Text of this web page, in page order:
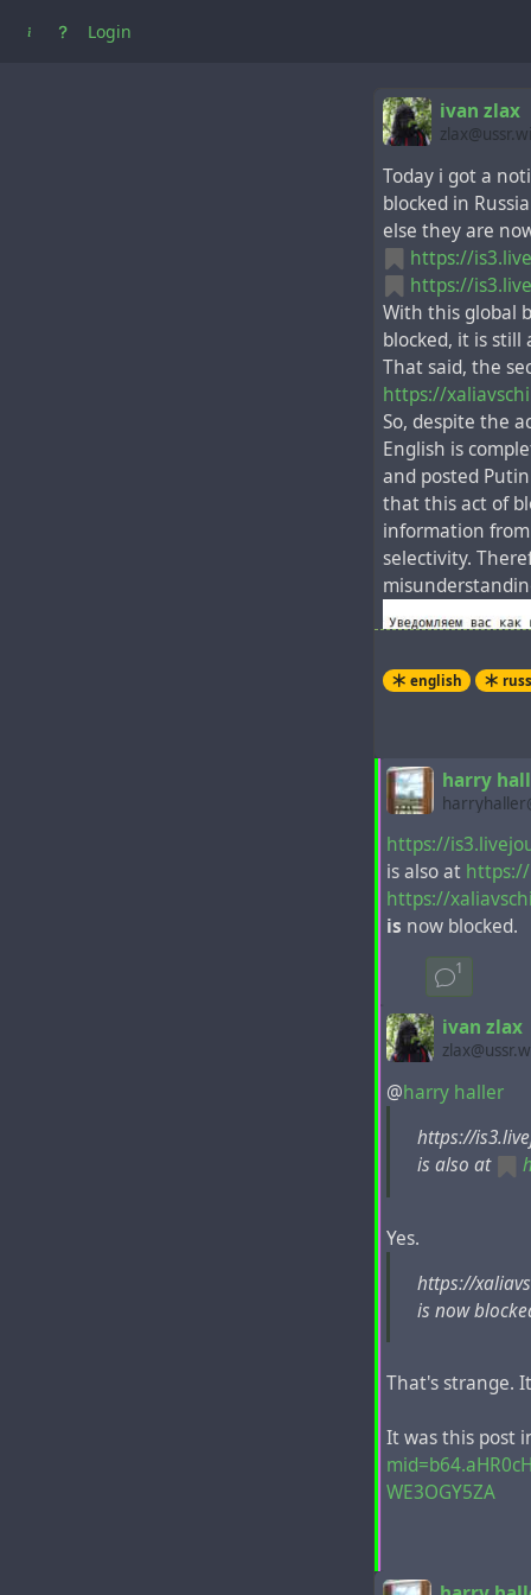
Login
ivan zlax
Today i got a
blocked in
else they are
https://
https://
With this global
blocked, it is still
That said, the
https://
So, despite the
English is
and posted
that this act of
information
selectivity.
старых
https://
английском
english
harry
https://
is also at https://
https://
is now blocked.
1
ivan zlax
@harry haller
https://
is also at
Yes.
https://
is now
That's strange.
It was this post
WE3OGY5ZA